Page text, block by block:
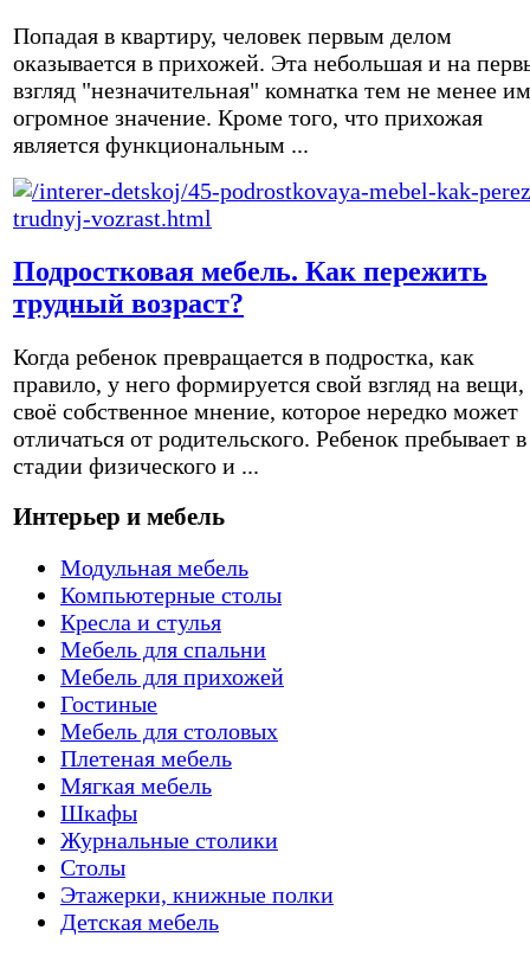
Попадая в квартиру, человек первым делом
оказывается в прихожей. Эта небольшая и на
взгляд "незначительная" комнатка тем не менее
огромное значение. Кроме того, что прихожая
является функциональным ...
Подростковая мебель. Как пережить
трудный возраст?
Когда ребенок превращается в подростка, как
правило, у него формируется свой взгляд на вещи,
своё собственное мнение, которое нередко может
отличаться от родительского. Ребенок пребывает в
стадии физического и ...
Интерьер и мебель
Модульная мебель
Компьютерные столы
Кресла и стулья
Мебель для спальни
Мебель для прихожей
Гостиные
Мебель для столовых
Плетеная мебель
Мягкая мебель
Шкафы
Журнальные столики
Столы
Этажерки, книжные полки
Детская мебель